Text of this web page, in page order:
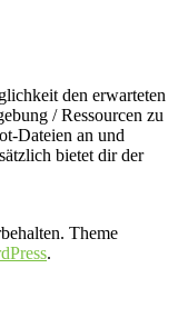
den erwarteten
/ Ressourcen zu
Dateien an und
bietet dir der
Theme
.